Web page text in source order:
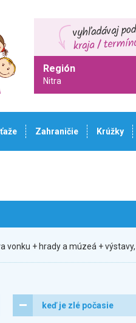
Región
Nitra
Zahraničie Krúžky
vonku + hrady a múzeá +
keď je zlé počasie